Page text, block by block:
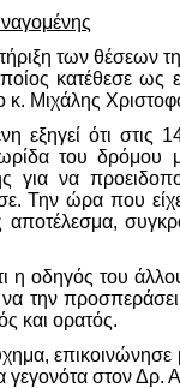
των θέσεων
κατέθεσε ως
κ. Μιχάλης
εξηγεί ότι στις
του δρόμου
για να
Την ώρα που
η οδηγός του
την
και ορατός.
επικοινώνησε
γεγονότα στον Δρ.